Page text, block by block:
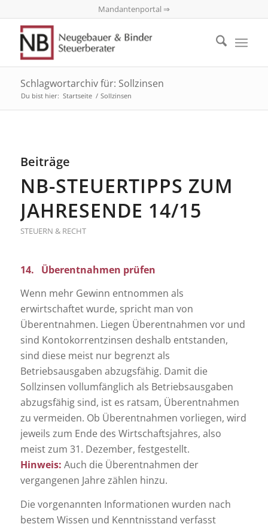
Mandantenportal ⇒
Schlagwortarchiv für: Sollzinsen
Du bist hier: Startseite / Sollzinsen
Beiträge
NB-STEUERTIPPS ZUM
JAHRESENDE 14/15
STEUERN & RECHT
14. Überentnahmen prüfen
Wenn mehr Gewinn entnommen als
erwirtschaftet wurde, spricht man von
Überentnahmen. Liegen Überentnahmen vor und
sind Kontokorrentzinsen deshalb entstanden,
sind diese meist nur begrenzt als
Betriebsausgaben abzugsfähig. Damit die
Sollzinsen vollumfänglich als Betriebsausgaben
abzugsfähig sind, ist es ratsam, Überentnahmen
zu vermeiden. Ob Überentnahmen vorliegen, wird
jeweils zum Ende des Wirtschaftsjahres, also
meist zum 31. Dezember, festgestellt.
Hinweis: Auch die Überentnahmen der
vergangenen Jahre zählen hinzu.
Die vorgenannten Informationen wurden nach
bestem Wissen und Kenntnisstand verfasst